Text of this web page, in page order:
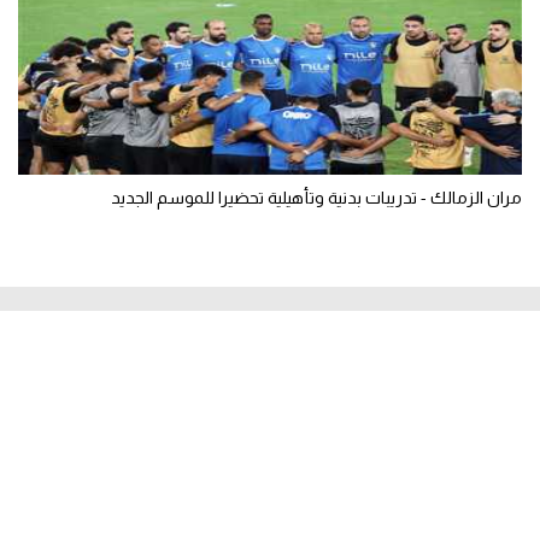
مران الزمالك - تدريبات بدنية وتأهيلية تحضيرا للموسم الجديد